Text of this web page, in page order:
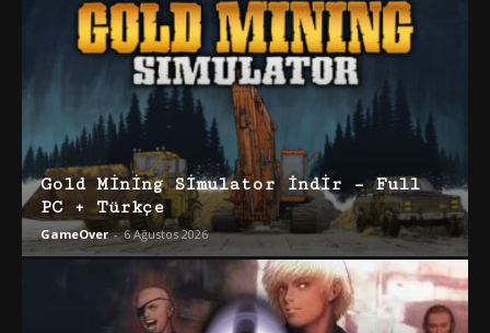
Gold Mining Simulator İndir – Full
PC + Türkçe
GameOver - 6 Ağustos 2026